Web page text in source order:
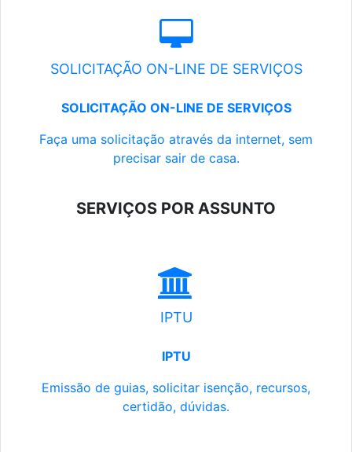
SOLICITAÇÃO ON-LINE DE SERVIÇOS
SOLICITAÇÃO ON-LINE DE SERVIÇOS
Faça uma solicitação através da internet, sem
precisar sair de casa.
SERVIÇOS POR ASSUNTO
IPTU
IPTU
Emissão de guias, solicitar isenção, recursos,
certidão, dúvidas.